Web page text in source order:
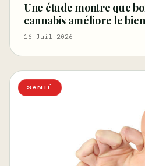
Une étude montre que
cannabis améliore le
du sommeil – Marijuana
16 Juil 2026
SANTÉ